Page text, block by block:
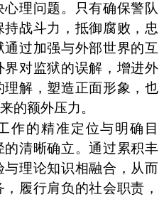
理问题。只有确保警队
战斗力，抵御腐败，忠
过加强与外部世界的互
对监狱的误解，增进外
解，塑造正面形象，也
的额外压力。
作的精准定位与明确目
清晰确立。通过累积丰
理论知识相融合，从而
履行肩负的社会职责，